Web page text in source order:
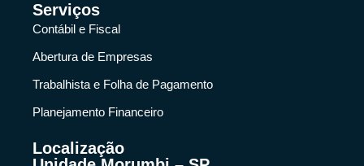
Serviços
Contábil e Fiscal
Abertura de Empresas
Trabalhista e Folha de Pagamento
Planejamento Financeiro
Localização